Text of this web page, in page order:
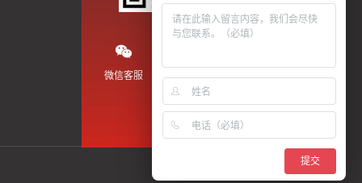
微信客服 微信公众号 抖音视频
提交